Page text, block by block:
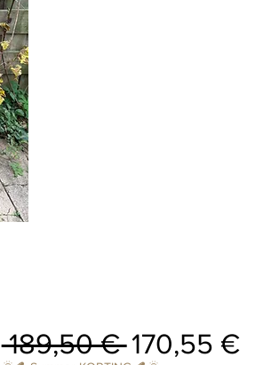
189,50 € Prix
170,55 €Prix